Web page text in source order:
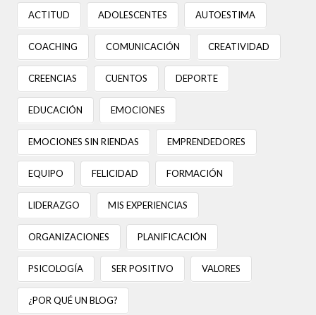
ACTITUD ADOLESCENTES AUTOESTIMA
COACHING COMUNICACIÓN CREATIVIDAD
CREENCIAS CUENTOS DEPORTE
EDUCACIÓN EMOCIONES
EMOCIONES SIN RIENDAS EMPRENDEDORES
EQUIPO FELICIDAD FORMACIÓN
LIDERAZGO MIS EXPERIENCIAS
ORGANIZACIONES PLANIFICACIÓN
PSICOLOGÍA SER POSITIVO VALORES
¿POR QUÉ UN BLOG?